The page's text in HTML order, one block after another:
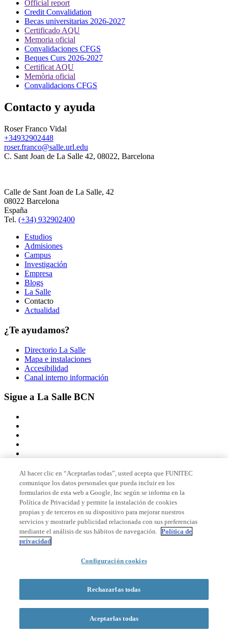
Official report
Credit Convalidation
Becas universitarias 2026-2027
Certificado AQU
Memoria oficial
Convalidaciones CFGS
Beques Curs 2026-2027
Certificat AQU
Memòria oficial
Convalidacions CFGS
Contacto y ayuda
Roser Franco Vidal
+34932902448
roser.franco@salle.url.edu
C. Sant Joan de La Salle 42, 08022, Barcelona
Calle de Sant Joan de La Salle, 42
08022 Barcelona
España
Tel. (+34) 932902400
Estudios
Admisiones
Campus
Investigación
Empresa
Blogs
La Salle
Contacto
Actualidad
¿Te ayudamos?
Directorio La Salle
Mapa e instalaciones
Accesibilidad
Canal interno información
Sigue a La Salle BCN
Miembro de
Acreditaciones
© 2026 La Salle Campus Barcelona - URL |
Formulario de búsqueda
Al hacer clic en “Aceptarlas todas”, usted acepta que FUNITEC
comunique los datos personales que pueda incluir en los
formularios de esta web a Google, Inc según se informa en la
Política de Privacidad y permite la instalación de cookies
propias y de terceros en su dispositivo para mejorar nuestros
servicios y mostrarle publicidad relacionada con sus preferencias
mediante el análisis de sus hábitos de navegación. Política de
privacidad
Configuración cookies
Rechazarlas todas
Aceptarlas todas